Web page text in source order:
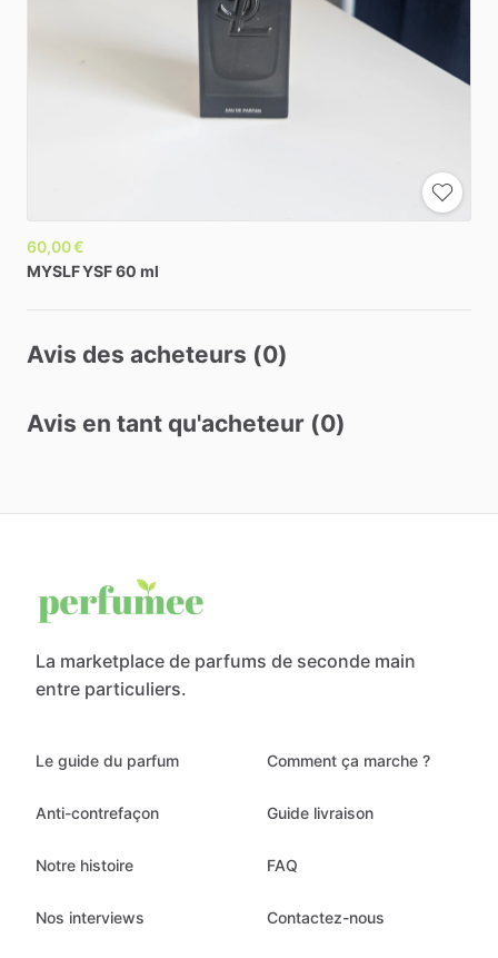
60,00 €
MYSLFYSF60 ml
Avis des acheteurs (0)
Avis en tant qu'acheteur (0)
La marketplace de parfums de seconde main
entre particuliers.
Le guide du parfum
Anti-contrefaçon
Notre histoire
Nos interviews
Comment ça marche ?
Guide livraison
FAQ
Contactez-nous